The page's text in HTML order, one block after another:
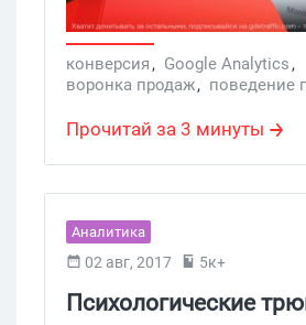
130%.
конверсия, Google Analytics,
воронка продаж, поведение
Прочитай за 3 минуты
Аналитика
02 авг, 2017 5к+
Психологические